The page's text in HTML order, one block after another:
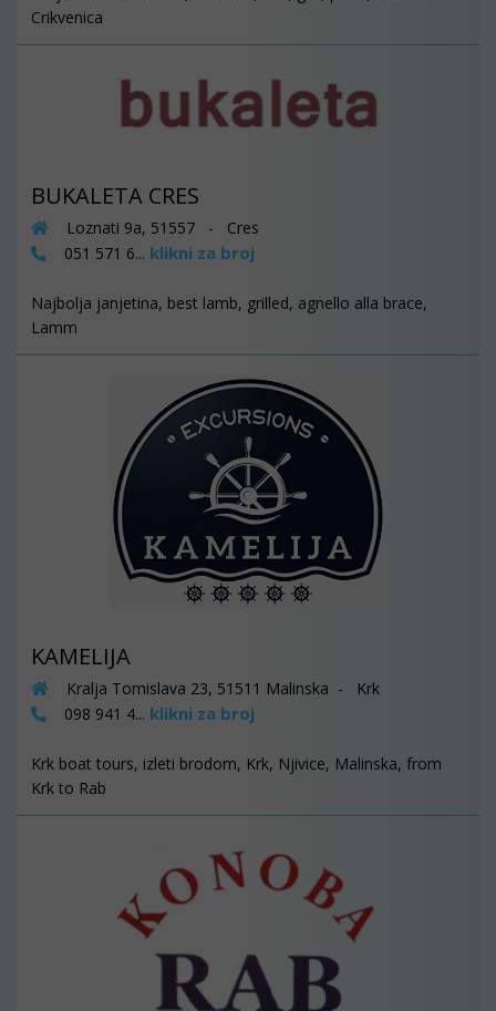
Crikvenica
BUKALETA CRES
Loznati 9a, 51557 - Cres
051 571 6... klikni za broj
Najbolja janjetina, best lamb, grilled, agnello alla brace,
Lamm
KAMELIJA
Kralja Tomislava 23, 51511 Malinska - Krk
098 941 4... klikni za broj
Krk boat tours, izleti brodom, Krk, Njivice, Malinska, from
Krk to Rab